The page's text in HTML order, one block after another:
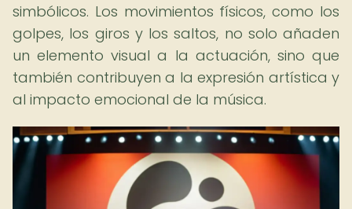
simbólicos. Los movimientos físicos, como los
golpes, los giros y los saltos, no solo añaden
un elemento visual a la actuación, sino que
también contribuyen a la expresión artística y
al impacto emocional de la música.